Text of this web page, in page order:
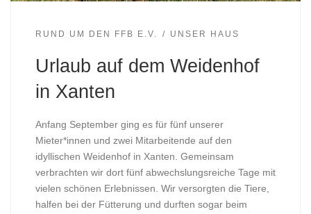
RUND UM DEN FFB E.V. UNSER HAUS
Urlaub auf dem Weidenhof
in Xanten
Anfang September ging es für fünf unserer
Mieter*innen und zwei Mitarbeitende auf den
idyllischen Weidenhof in Xanten. Gemeinsam
verbrachten wir dort fünf abwechslungsreiche Tage mit
vielen schönen Erlebnissen. Wir versorgten die Tiere,
halfen bei der Fütterung und durften sogar beim